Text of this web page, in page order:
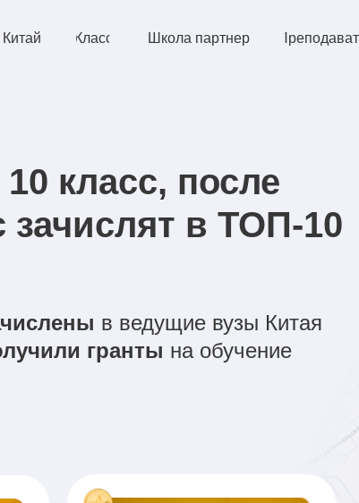
Класс Школа партнер
класс, после
зачислят в ТОП-10
в ведущие вузы Китая
гранты на обучение